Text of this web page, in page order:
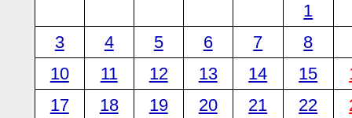
1
3
4 5 6 7
8
10
11 12 13 14 15
17
18 19 20 21 22